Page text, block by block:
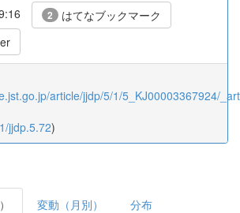
2 はてなブックマーク
article/jjdp/5/1/5_KJ00003367924/
jjdp.5.72)
変動（月別） 分布